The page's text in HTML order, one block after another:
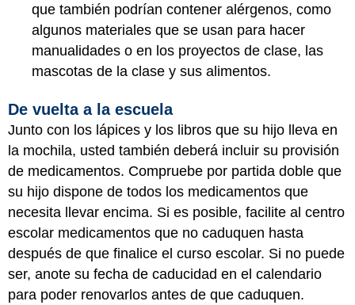
que también podrían contener alérgenos, como
algunos materiales que se usan para hacer
manualidades o en los proyectos de clase, las
mascotas de la clase y sus alimentos.
De vuelta a la escuela
Junto con los lápices y los libros que su hijo lleva en
la mochila, usted también deberá incluir su provisión
de medicamentos. Compruebe por partida doble que
su hijo dispone de todos los medicamentos que
necesita llevar encima. Si es posible, facilite al centro
escolar medicamentos que no caduquen hasta
después de que finalice el curso escolar. Si no puede
ser, anote su fecha de caducidad en el calendario
para poder renovarlos antes de que caduquen.